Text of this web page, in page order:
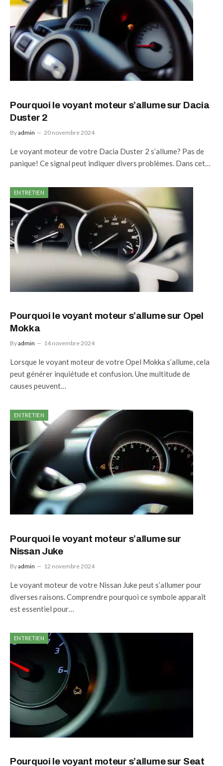
Pourquoi le voyant moteur s’allume sur Dacia
Duster 2
Byadmin 20 novembre 2024
Le voyant moteur de votre Dacia Duster 2 s’allume? Pas de
panique! Ce signal peut indiquer divers problèmes. Dans cet…
ENTRETIEN
Pourquoi le voyant moteur s’allume sur Opel
Mokka
Byadmin 14 novembre 2024
Lorsque le voyant moteur de votre Opel Mokka s’allume, cela
peut générer inquiétude et confusion. Une multitude de
causes peuvent…
ENTRETIEN
Pourquoi le voyant moteur s’allume sur
Nissan Juke
Byadmin 12 novembre 2024
Le voyant moteur de votre Nissan Juke peut s’allumer pour
diverses raisons. Comprendre pourquoi ce symbole apparaît
est essentiel pour…
ENTRETIEN
Pourquoi le voyant moteur s’allume sur Seat